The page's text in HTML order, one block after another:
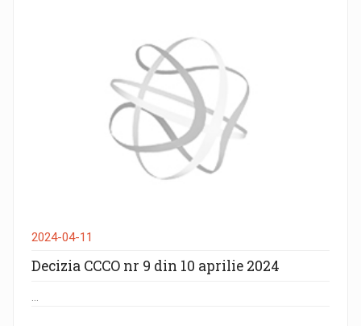
2024-04-11
Decizia CCCO nr 9 din 10 aprilie 2024